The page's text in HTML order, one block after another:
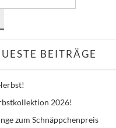
BEITRÄGE
2026!
zum Schnäppchenpreis